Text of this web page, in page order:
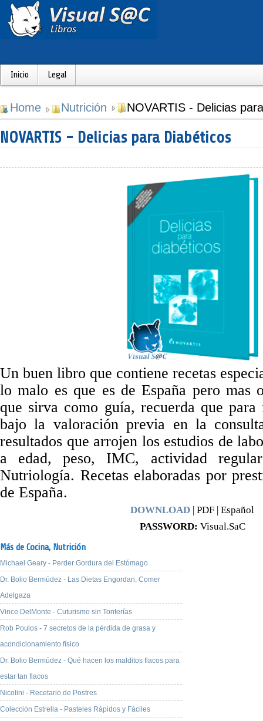
Inicio Legal
Home Nutrición NOVARTIS - Delicias
NOVARTIS - Delicias para Diabéticos
Un buen libro que contiene recetas
lo malo es que es de España pero mas
que sirva como guía, recuerda que
bajo la valoración previa en la
resultados que arrojen los estudios de
a edad, peso, IMC, actividad
Nutriología. Recetas elaboradas por
de España.
DOWNLOAD | PDF | Español
PASSWORD: Visual.SaC
Más de Cocina, Nutrición
Michael Geary - Perder Gordura del Estómago
Dr. Bolio Bermúdez - Las Dietas Engordan, Comer
Adelgaza
Vince DelMonte - Cuturismo sin Tonterías
Rob Poulos - 7 secretos de la pérdida de grasa y
acondicionamiento físico
Dr. Bolio Bermúdez - Qué hacen los malditos flacos para
estar tan flacos
Nicolini - Recetario de Postres
Colección Estrella - Pasteles Rápidos y Fáciles